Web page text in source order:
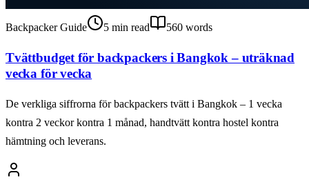
Backpacker Guide 5 min read 560 words
Tvättbudget för backpackers i Bangkok – uträknad
vecka för vecka
De verkliga siffrorna för backpackers tvätt i Bangkok – 1 vecka
kontra 2 veckor kontra 1 månad, handtvätt kontra hostel kontra
hämtning och leverans.